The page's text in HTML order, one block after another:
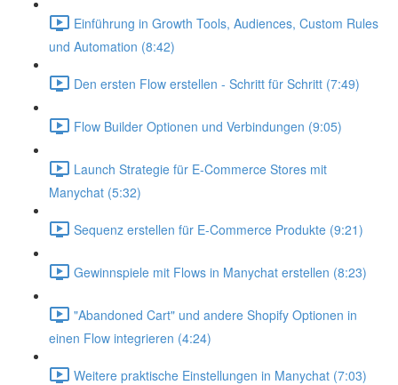
Einführung in Growth Tools, Audiences, Custom Rules
und Automation (8:42)
Den ersten Flow erstellen - Schritt für Schritt (7:49)
Flow Builder Optionen und Verbindungen (9:05)
Launch Strategie für E-Commerce Stores mit
Manychat (5:32)
Sequenz erstellen für E-Commerce Produkte (9:21)
Gewinnspiele mit Flows in Manychat erstellen (8:23)
"Abandoned Cart" und andere Shopify Optionen in
einen Flow integrieren (4:24)
Weitere praktische Einstellungen in Manychat (7:03)